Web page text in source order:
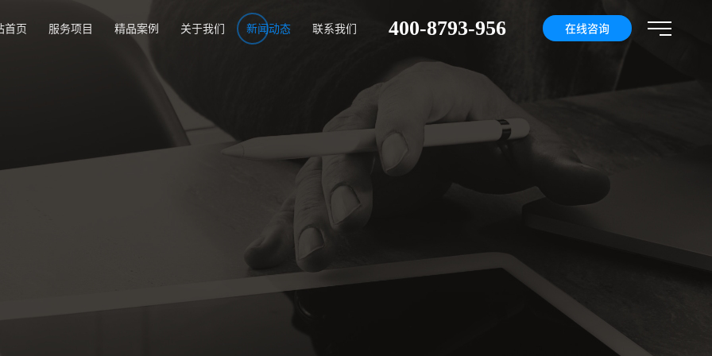
首页 服务项目 精品案例 关于我们 新闻动态 联系我们 400-8793-956 在线咨询